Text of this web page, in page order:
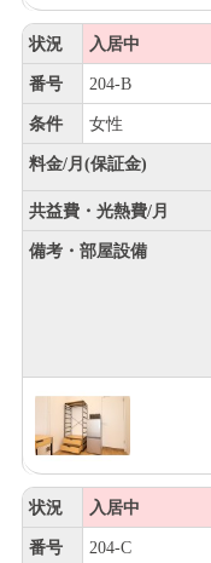
状況 入居中
番号 204-B
条件 女性
料金/月(保証金)
共益費・光熱費/月
備考・部屋設備
状況 入居中
番号 204-C